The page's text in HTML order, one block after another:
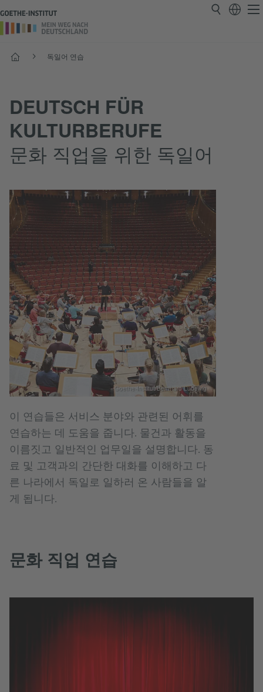
시작 독일어 연습
DEUTSCH FÜR
KULTURBERUFE
문화 직업을 위한 독일어
Goethe-Institut/Bernhard Ludewig
이 연습들은 서비스 분야와 관련된 어휘를
연습하는 데 도움을 줍니다. 물건과 활동을
이름짓고 일반적인 업무일을 설명합니다. 동
료 및 고객과의 간단한 대화를 이해하고 다
른 나라에서 독일로 일하러 온 사람들을 알
게 됩니다.
문화 직업 연습